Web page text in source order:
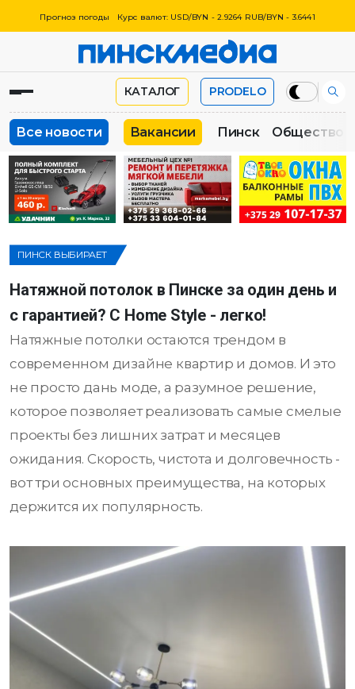
Прогноз погоды Курс валют: USD/BYN - 2.9264 RUB/BYN - 3.6441
КАТАЛОГ PRODELO
Все новости Вакансии Пинск Общество
ПИНСК ВЫБИРАЕТ
Натяжной потолок в Пинске за один день и
с гарантией? С Home Style - легко!
Натяжные потолки остаются трендом в
современном дизайне квартир и домов. И это
не просто дань моде, а разумное решение,
которое позволяет реализовать самые смелые
проекты без лишних затрат и месяцев
ожидания. Скорость, чистота и долговечность -
вот три основных преимущества, на которых
держится их популярность.